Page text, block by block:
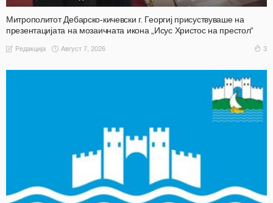
Митрополитот Дебарско-кичевски г. Георгиј присуствуваше на
презентацијата на мозаичната икона „Исус Христос на престол“
Редакција Август 7, 2026 3